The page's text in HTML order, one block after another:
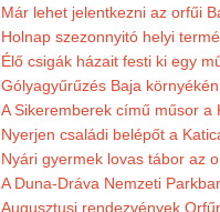
Már lehet jelentkezni az orfűi
Holnap szezonnyitó helyi
Élő csigák házait festi ki egy
Gólyagyűrűzés Baja
A Sikeremberek című műsor a
Nyerjen családi belépőt a
Nyári gyermek lovas tábor az
A Duna-Dráva Nemzeti
Augusztusi rendezvények